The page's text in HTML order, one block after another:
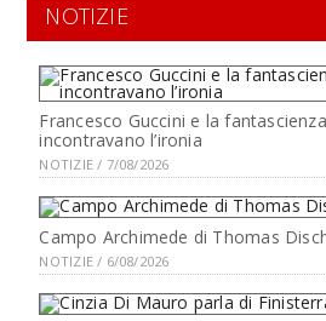
NOTIZIE
Francesco Guccini e la
incontravano l’ironia
NOTIZIE / 7/08/2026
Campo Archimede di Thomas
NOTIZIE / 6/08/2026